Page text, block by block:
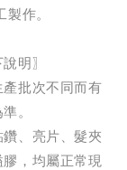
作。
明〗
批次不同而有
。
、亮片、髮夾
，均屬正常現